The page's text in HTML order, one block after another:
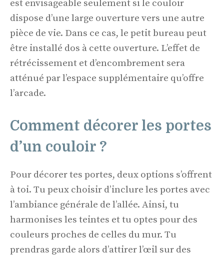
est envisageable seulement si le couloir
dispose d’une large ouverture vers une autre
pièce de vie. Dans ce cas, le petit bureau peut
être installé dos à cette ouverture. L’effet de
rétrécissement et d’encombrement sera
atténué par l’espace supplémentaire qu’offre
l’arcade.
Comment décorer les portes
d’un couloir ?
Pour décorer tes portes, deux options s’offrent
à toi. Tu peux choisir d’inclure les portes avec
l’ambiance générale de l’allée. Ainsi, tu
harmonises les teintes et tu optes pour des
couleurs proches de celles du mur. Tu
prendras garde alors d’attirer l’œil sur des